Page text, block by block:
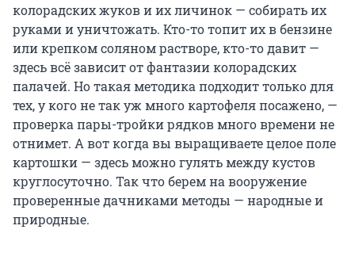
колорадских жуков и их личинок — собирать их
руками и уничтожать. Кто-то топит их в бензине
или крепком соляном растворе, кто-то давит —
здесь всё зависит от фантазии колорадских
палачей. Но такая методика подходит только для
тех, у кого не так уж много картофеля посажено, —
проверка пары-тройки рядков много времени не
отнимет. А вот когда вы выращиваете целое поле
картошки — здесь можно гулять между кустов
круглосуточно. Так что берем на вооружение
проверенные дачниками методы — народные и
природные.